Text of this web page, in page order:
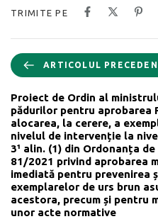
TRIMITE PE
ARTICOLUL
Proiect de Ordin al
pădurilor pentru aprobarea
alocarea, la cerere, a
nivelul de intervenție la
3¹ alin. (1) din Ordonanța
81/2021 privind aprobarea
imediată pentru prevenirea
exemplarelor de urs brun
acestora, precum și pentru
unor acte normative